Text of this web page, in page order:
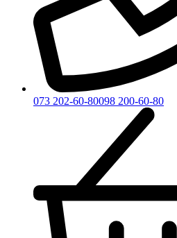
073 202-60-80098 200-60-80